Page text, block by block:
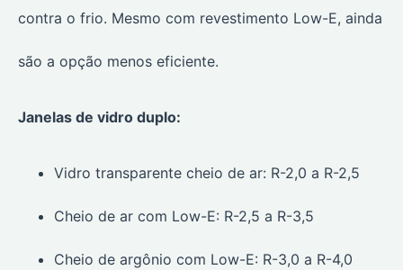
contra o frio. Mesmo com revestimento Low-E, ainda
são a opção menos eficiente.
Janelas de vidro duplo:
Vidro transparente cheio de ar: R-2,0 a R-2,5
Cheio de ar com Low-E: R-2,5 a R-3,5
Cheio de argônio com Low-E: R-3,0 a R-4,0